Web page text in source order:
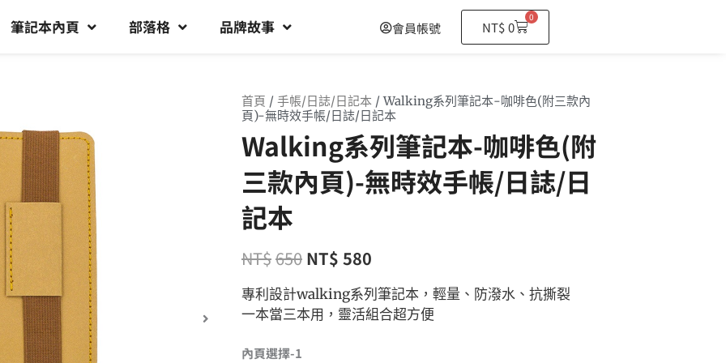
筆記本內頁 部落格 品牌故事 會員帳號 NT$0
0
購
物
首頁 / 手帳/日誌/日記本 / Walking系列筆記本-咖啡色(附三款內
頁)-無時效手帳/日誌/日記本
Walking系列筆記本-咖啡色(附
三款內頁)-無時效手帳/日誌/日
記本
NT$650 NT$ 580
專利設計walking系列筆記本，輕量、防潑水、抗撕裂
一本當三本用，靈活組合超方便
內頁選擇-1